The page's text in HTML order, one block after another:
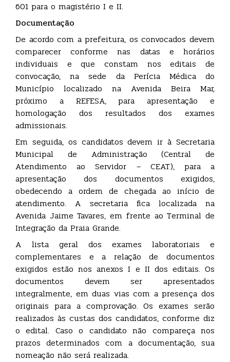
601 para o magistério I e II.
Documentação
De acordo com a prefeitura, os convocados devem
comparecer conforme nas datas e horários
individuais e que constam nos editais de
convocação, na sede da Perícia Médica do
Município localizado na Avenida Beira Mar,
próximo a REFESA, para apresentação e
homologação dos resultados dos exames
admissionais.
Em seguida, os candidatos devem ir à Secretaria
Municipal de Administração (Central de
Atendimento ao Servidor – CEAT), para a
apresentação dos documentos exigidos,
obedecendo a ordem de chegada ao início de
atendimento. A secretaria fica localizada na
Avenida Jaime Tavares, em frente ao Terminal de
Integração da Praia Grande.
A lista geral dos exames laboratoriais e
complementares e a relação de documentos
exigidos estão nos anexos I e II dos editais. Os
documentos devem ser apresentados
integralmente, em duas vias com a presença dos
originais para a comprovação. Os exames serão
realizados às custas dos candidatos, conforme diz
o edital. Caso o candidato não compareça nos
prazos determinados com a documentação, sua
nomeação não será realizada.